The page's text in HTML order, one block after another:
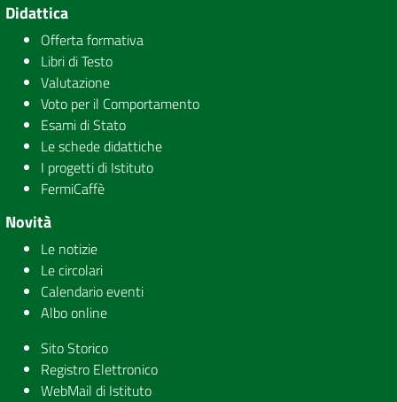
Didattica
Offerta formativa
Libri di Testo
Valutazione
Voto per il Comportamento
Esami di Stato
Le schede didattiche
I progetti di Istituto
FermiCaffè
Novità
Le notizie
Le circolari
Calendario eventi
Albo online
Sito Storico
Registro Elettronico
WebMail di Istituto